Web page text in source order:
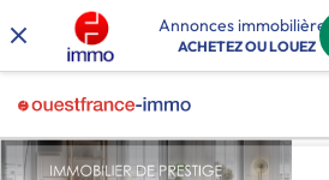
Annonces immobilières
ACHETEZ OU LOUEZ